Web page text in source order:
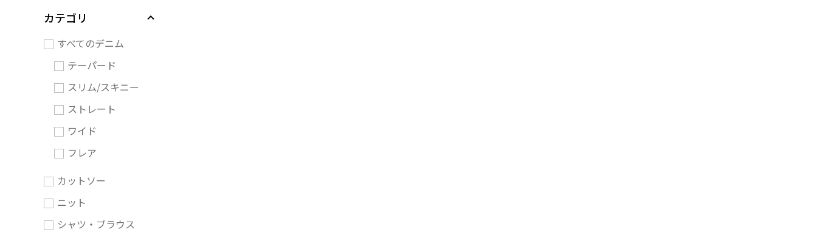
カテゴリ
すべてのデニム
テーパード
スリム/スキニー
ストレート
ワイド
フレア
カットソー
ニット
シャツ・ブラウス